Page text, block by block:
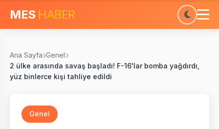
MES HABER
Ana Sayfa Genel
2 ülke arasında savaş başladı! F-16'lar bomba yağdırdı,
yüz binlerce kişi tahliye edildi
Genel